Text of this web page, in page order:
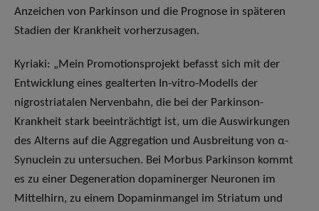
Anzeichen von Parkinson und die Prognose in späteren
Stadien der Krankheit vorherzusagen.
Kyriaki: „Mein Promotionsprojekt befasst sich mit der
Entwicklung eines gealterten In-vitro-Modells der
nigrostriatalen Nervenbahn, die bei der Parkinson-
Krankheit stark beeinträchtigt ist, um die Auswirkungen
des Alterns auf die Aggregation und Ausbreitung von α-
Synuclein zu untersuchen. Bei Morbus Parkinson kommt
es zu einer Degeneration dopaminerger Neuronen im
Mittelhirn, zu einem Dopaminmangel im Striatum und